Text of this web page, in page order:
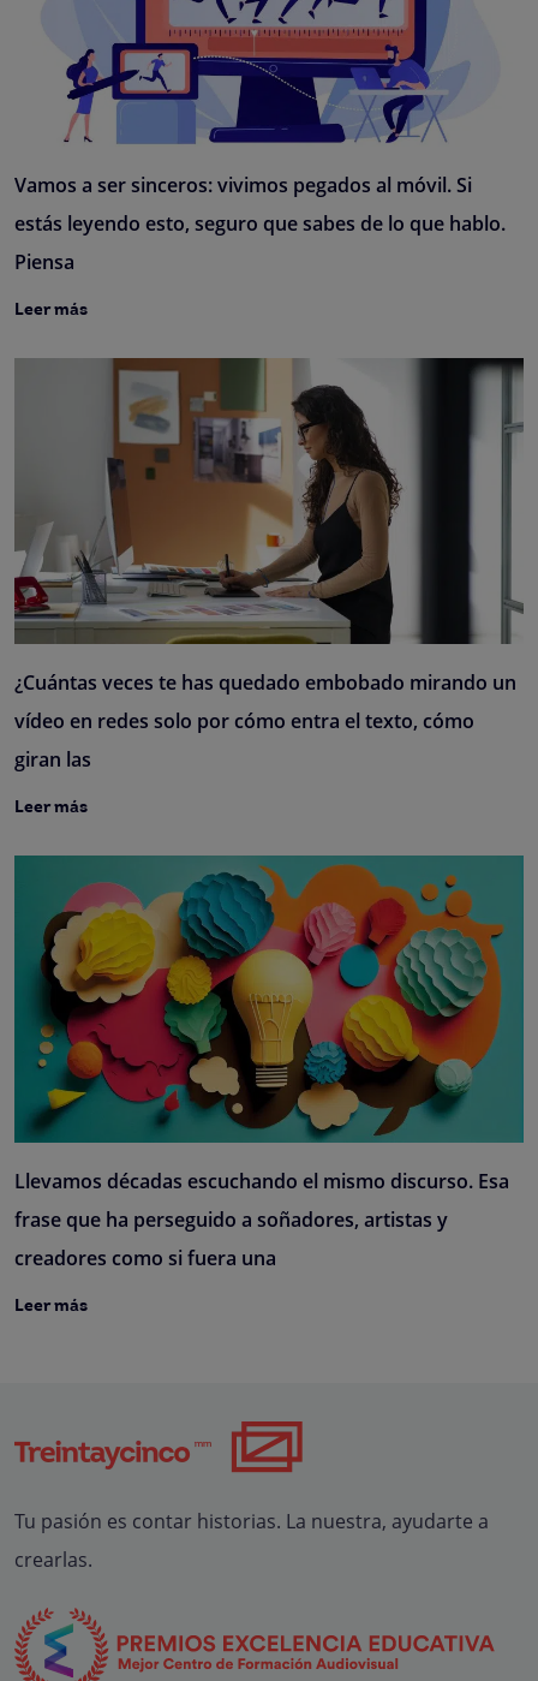
Vamos a ser sinceros: vivimos pegados al móvil. Si
estás leyendo esto, seguro que sabes de lo que hablo.
Piensa
Leer más
¿Cuántas veces te has quedado embobado mirando un
vídeo en redes solo por cómo entra el texto, cómo
giran las
Leer más
Llevamos décadas escuchando el mismo discurso. Esa
frase que ha perseguido a soñadores, artistas y
creadores como si fuera una
Leer más
Tu pasión es contar historias. La nuestra, ayudarte a
crearlas.